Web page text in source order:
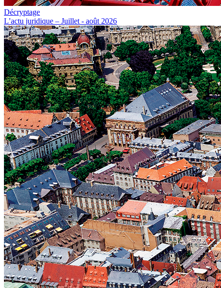
Décryptage
L’actu juridique – Juillet - août 2026